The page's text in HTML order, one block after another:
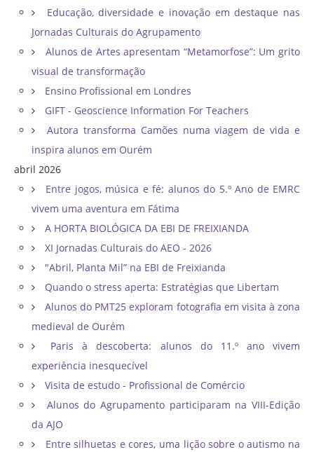
Educação, diversidade e inovação em destaque nas
Jornadas Culturais do Agrupamento
Alunos de Artes apresentam “Metamorfose”: Um grito
visual de transformação
Ensino Profissional em Londres
GIFT - Geoscience Information For Teachers
Autora transforma Camões numa viagem de vida e
inspira alunos em Ourém
abril 2026
Entre jogos, música e fé: alunos do 5.º Ano de EMRC
vivem uma aventura em Fátima
A HORTA BIOLÓGICA DA EBI DE FREIXIANDA
XI Jornadas Culturais do AEO - 2026
"Abril, Planta Mil” na EBI de Freixianda
Quando o stress aperta: Estratégias que Libertam
Alunos do PMT25 exploram fotografia em visita à zona
medieval de Ourém
Paris à descoberta: alunos do 11.º ano vivem
experiência inesquecível
Visita de estudo - Profissional de Comércio
Alunos do Agrupamento participaram na VIII-Edição
da AJO
Entre silhuetas e cores, uma lição sobre o autismo na